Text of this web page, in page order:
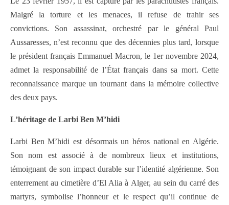
Malgré la torture et les menaces, il refuse de trahir ses
convictions. Son assassinat, orchestré par le général Paul
Aussaresses, n’est reconnu que des décennies plus tard, lorsque
le président français Emmanuel Macron, le 1er novembre 2024,
admet la responsabilité de l’État français dans sa mort. Cette
reconnaissance marque un tournant dans la mémoire collective
des deux pays.
L’héritage de Larbi Ben M’hidi
Larbi Ben M’hidi est désormais un héros national en Algérie.
Son nom est associé à de nombreux lieux et institutions,
témoignant de son impact durable sur l’identité algérienne. Son
enterrement au cimetière d’El Alia à Alger, au sein du carré des
martyrs, symbolise l’honneur et le respect qu’il continue de